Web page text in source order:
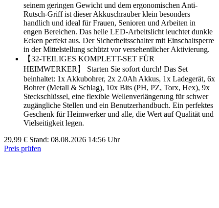
seinem geringen Gewicht und dem ergonomischen Anti-
Rutsch-Griff ist dieser Akkuschrauber klein besonders
handlich und ideal für Frauen, Senioren und Arbeiten in
engen Bereichen. Das helle LED-Arbeitslicht leuchtet dunkle
Ecken perfekt aus. Der Sicherheitsschalter mit Einschaltsperre
in der Mittelstellung schützt vor versehentlicher Aktivierung.
【32-TEILIGES KOMPLETT-SET FÜR
HEIMWERKER】 Starten Sie sofort durch! Das Set
beinhaltet: 1x Akkubohrer, 2x 2.0Ah Akkus, 1x Ladegerät, 6x
Bohrer (Metall & Schlag), 10x Bits (PH, PZ, Torx, Hex), 9x
Steckschlüssel, eine flexible Wellenverlängerung für schwer
zugängliche Stellen und ein Benutzerhandbuch. Ein perfektes
Geschenk für Heimwerker und alle, die Wert auf Qualität und
Vielseitigkeit legen.
29,99 € Stand: 08.08.2026 14:56 Uhr
Preis prüfen